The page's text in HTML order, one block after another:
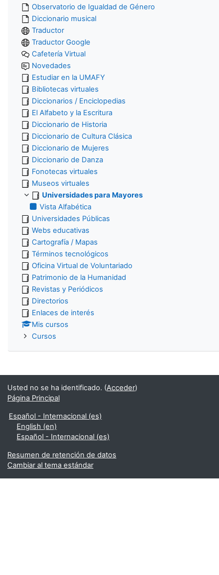
Observatorio de Igualdad de Género
Diccionario musical
Traductor
Traductor Google
Cafetería Virtual
Novedades
Estudiar en la UMAFY
Bibliotecas virtuales
Diccionarios / Enciclopedias
El Alfabeto y la Escritura
Diccionario de Historia
Diccionario de Cultura Clásica
Diccionario de Mujeres
Diccionario de Danza
Fonotecas virtuales
Museos virtuales
Universidades para Mayores
Vista Alfabética
Universidades Públicas
Webs educativas
Cartografía / Mapas
Términos tecnológicos
Oficina Virtual de Voluntariado
Patrimonio de la Humanidad
Revistas y Periódicos
Directorios
Enlaces de interés
Mis cursos
Cursos
Usted no se ha identificado. (Acceder)
Página Principal
Español - Internacional ‎(es)‎
English ‎(en)‎
Español - Internacional ‎(es)‎
Resumen de retención de datos
Cambiar al tema estándar